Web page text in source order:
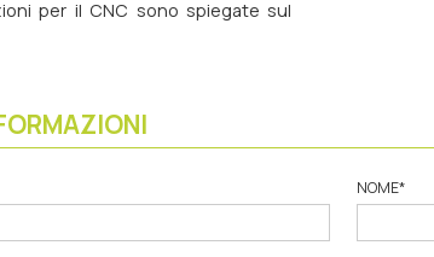
per il CNC sono spiegate sul
NOME*